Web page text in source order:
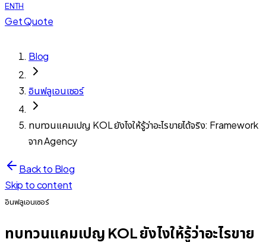
ENTH
Get Quote
Blog
อินฟลูเอนเซอร์
ทบทวนแคมเปญ KOL ยังไงให้รู้ว่าอะไรขายได้จริง: Framework
จาก Agency
Back to Blog
Skip to content
อินฟลูเอนเซอร์
ทบทวนแคมเปญ KOL ยังไงให้รู้ว่าอะไรขาย